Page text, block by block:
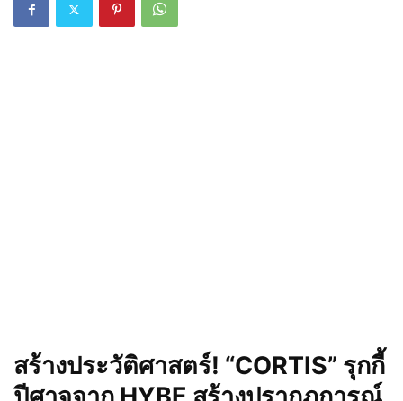
สร้างประวัติศาสตร์! “CORTIS” รุกกี้